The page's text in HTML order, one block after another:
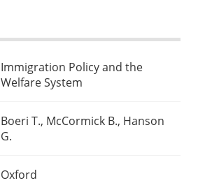
Immigration Policy and the
Welfare System
Boeri T., McCormick B., Hanson
G.
Oxford